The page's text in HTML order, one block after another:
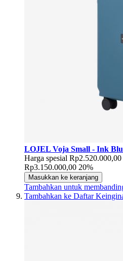
LOJEL Voja Small - Ink
Harga spesial Rp2.520.000,00
Rp3.150.000,00 20%
Masukkan ke keranjang
Tambahkan untuk
Tambahkan ke Daftar